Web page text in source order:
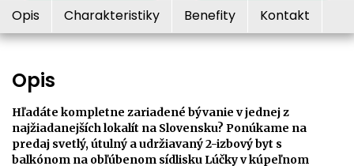
Opis Charakteristiky Benefity Kontakt
Opis
Hľadáte kompletne zariadené bývanie v jednej z
najžiadanejších lokalít na Slovensku? Ponúkame na
predaj svetlý, útulný a udržiavaný 2-izbový byt s
balkónom na obľúbenom sídlisku Lúčky v kúpeľnom